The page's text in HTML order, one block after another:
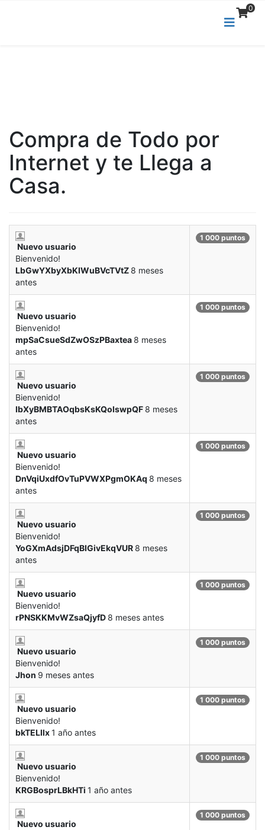
0
Compra de Todo por
Internet y te Llega a
Casa.
Nuevo usuario
Bienvenido!
LbGwYXbyXbKIWuBVcTVtZ 8 meses
antes
1 000 puntos
Nuevo usuario
Bienvenido!
mpSaCsueSdZwOSzPBaxtea 8 meses
antes
1 000 puntos
Nuevo usuario
Bienvenido!
IbXyBMBTAOqbsKsKQoIswpQF 8 meses
antes
1 000 puntos
Nuevo usuario
Bienvenido!
DnVqiUxdfOvTuPVWXPgmOKAq 8 meses
antes
1 000 puntos
Nuevo usuario
Bienvenido!
YoGXmAdsjDFqBIGivEkqVUR 8 meses
antes
1 000 puntos
Nuevo usuario
Bienvenido!
rPNSKKMvWZsaQjyfD 8 meses antes
1 000 puntos
Nuevo usuario
Bienvenido!
Jhon 9 meses antes
1 000 puntos
Nuevo usuario
Bienvenido!
bkTELIlx1 año antes
1 000 puntos
Nuevo usuario
Bienvenido!
KRGBosprLBkHTi 1 año antes
1 000 puntos
Nuevo usuario
1 000 puntos